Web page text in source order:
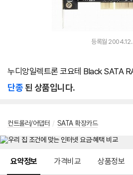
등록월 2004.12.
누디앙일렉트론 코요테 Black SATA
단종된 상품입니다.
컨트롤러/어댑터 / SATA 확장카드
요약정보 가격비교 상품정보